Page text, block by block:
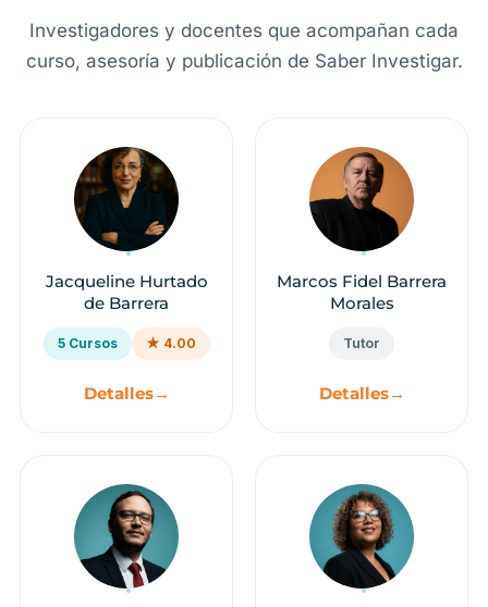
Investigadores y docentes que acompañan cada
curso, asesoría y publicación de Saber Investigar.
Jacqueline Hurtado
de Barrera
5 Cursos ★ 4.00
Detalles→
Marcos Fidel Barrera
Morales
Tutor
Detalles→